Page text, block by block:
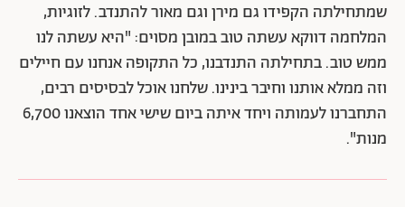
שמתחילתה הקפידו גם מירן וגם מאור להתנדב. לזוגיות,
המלחמה דווקא עשתה טוב במובן מסוים: "היא עשתה לנו
ממש טוב. בתחילתה התנדבנו, כל התקופה אנחנו עם חיילים
וזה ממלא אותנו וחיבר בינינו. שלחנו אוכל לבסיסים רבים,
התחברנו לעמותה ויחד איתה ביום שישי אחד הוצאנו 6,700
מנות".